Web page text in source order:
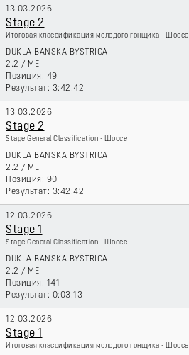
13.03.2026
Stage 2
Итоговая классификация молодого гонщика - Шоссе
DUKLA BANSKA BYSTRICA
2.2 / ME
49
3:42:42
13.03.2026
Stage 2
Stage General Classification - Шоссе
DUKLA BANSKA BYSTRICA
2.2 / ME
90
3:42:42
12.03.2026
Stage 1
Stage General Classification - Шоссе
DUKLA BANSKA BYSTRICA
2.2 / ME
141
0:03:13
12.03.2026
Stage 1
Итоговая классификация молодого гонщика - Шоссе